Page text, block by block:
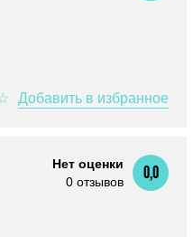
Нет оценки
0 отзывов
0,0